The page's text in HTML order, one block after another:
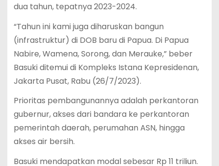
dua tahun, tepatnya 2023-2024.
“Tahun ini kami juga diharuskan bangun
(infrastruktur) di DOB baru di Papua. Di Papua
Nabire, Wamena, Sorong, dan Merauke,” beber
Basuki ditemui di Kompleks Istana Kepresidenan,
Jakarta Pusat, Rabu (26/7/2023).
Prioritas pembangunannya adalah perkantoran
gubernur, akses dari bandara ke perkantoran
pemerintah daerah, perumahan ASN, hingga
akses air bersih.
Basuki mendapatkan modal sebesar Rp 11 triliun.